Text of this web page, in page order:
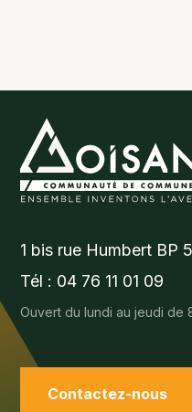
1 bis rue Humbert BP
Tél : 04 76 11 01 09
Ouvert du lundi au jeudi de
Contactez-nous